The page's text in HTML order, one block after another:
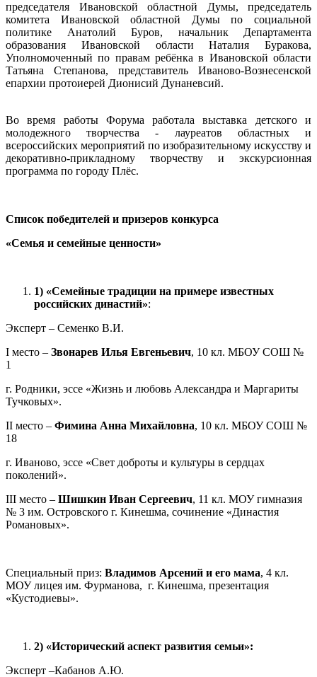
председателя Ивановской областной Думы, председатель
комитета Ивановской областной Думы по социальной
политике Анатолий Буров, начальник Департамента
образования Ивановской области Наталия Буракова,
Уполномоченный по правам ребёнка в Ивановской области
Татьяна Степанова, представитель Иваново-Вознесенской
епархии протоиерей Дионисий Дунаневсий.
Во время работы Форума работала выставка детского и
молодежного творчества - лауреатов областных и
всероссийских мероприятий по изобразительному искусству и
декоративно-прикладному творчеству и экскурсионная
программа по городу Плёс.
Список победителей и призеров конкурса
«Семья и семейные ценности»
1) «Семейные традиции на примере известных
российских династий»:
Эксперт – Семенко В.И.
I место – Звонарев Илья Евгеньевич, 10 кл. МБОУ СОШ №
1
г. Родники, эссе «Жизнь и любовь Александра и Маргариты
Тучковых».
II место – Фимина Анна Михайловна, 10 кл. МБОУ СОШ №
18
г. Иваново, эссе «Свет доброты и культуры в сердцах
поколений».
III место – Шишкин Иван Сергеевич, 11 кл. МОУ гимназия
№ 3 им. Островского г. Кинешма, сочинение «Династия
Романовых».
Специальный приз: Владимов Арсений и его мама, 4 кл.
МОУ лицея им. Фурманова, г. Кинешма, презентация
«Кустодиевы».
2) «Исторический аспект развития семьи»:
Эксперт –Кабанов А.Ю.